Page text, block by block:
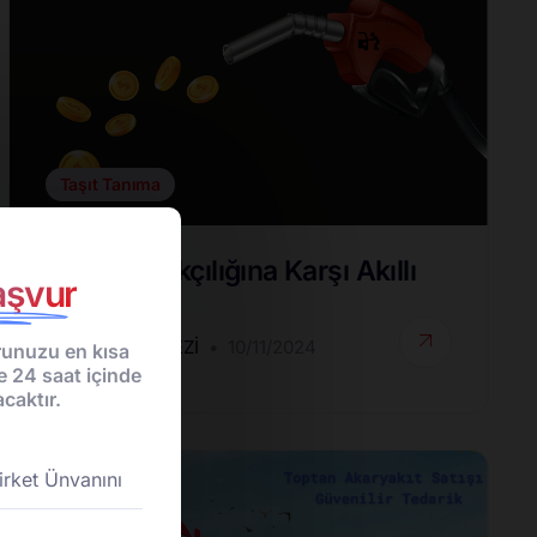
Taşıt Tanıma
Yakıt Kaçakçılığına Karşı Akıllı
Çözümler
DESTEK MERKEZI
en kısa
24 saat içinde